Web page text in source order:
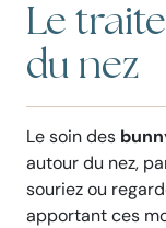
Le
du nez
Le soin des
autour du nez,
souriez ou
apportant ces